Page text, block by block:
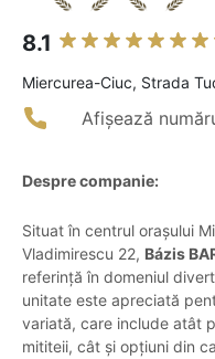
8.1
Miercurea-Ciuc, Strada
Afișează
Despre companie:
Situat în centrul orașului
Vladimirescu 22, Bázis
referință în domeniul
unitate este apreciată
variată, care include atât
mititeii, cât și opțiuni din